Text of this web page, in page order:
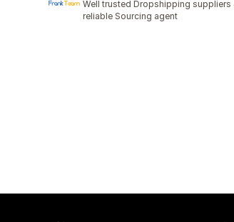
Well trusted Dropshipping suppliers
reliable Sourcing agent